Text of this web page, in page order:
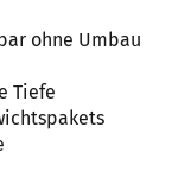
ohne Umbau
Tiefe